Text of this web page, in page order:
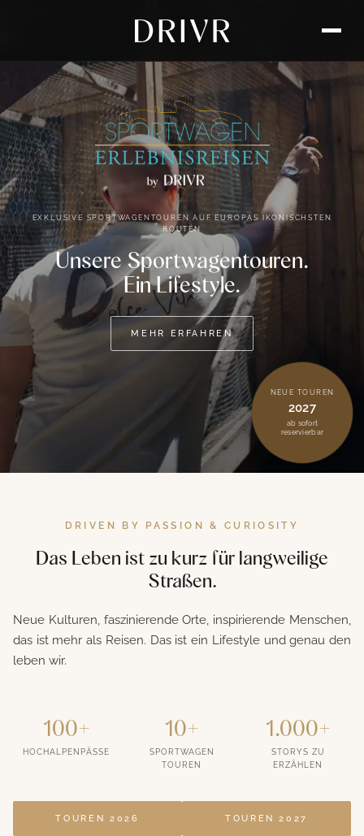
EXKLUSIVE SPORTWAGENTOUREN AUF EUROPAS IKONISCHSTEN
ROUTEN
Unsere Sportwagentouren.
Ein Lifestyle.
MEHR ERFAHREN
NEUE TOUREN
2027
ab sofort
reservierbar
DRIVEN BY PASSION & CURIOSITY
Das Leben ist zu kurz für langweilige
Straßen.
Neue Kulturen, faszinierende Orte, inspirierende Menschen,
das ist mehr als Reisen. Das ist ein Lifestyle und genau den
leben wir.
100+
HOCHALPENPÄSSE
10+
SPORTWAGEN
TOUREN
1.000+
STORYS ZU
ERZÄHLEN
TOUREN 2026 TOUREN 2027